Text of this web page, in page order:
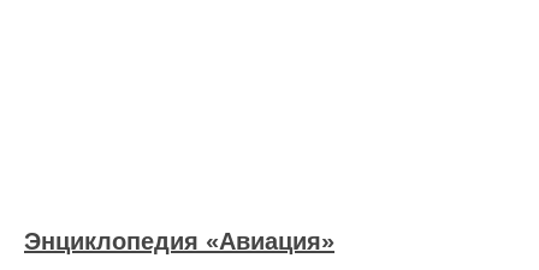
Энциклопедия «Авиация»